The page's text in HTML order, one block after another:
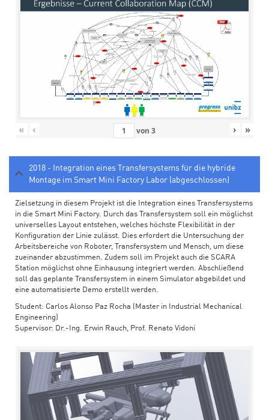
« ‹ von 3 › »
2018 - Integration eines Transfersystems für die hybride
Montage im Smart Mini Factory Labor (abgeschlossen)
Zielsetzung in diesem Projekt ist die Integration eines Transfersystems
in die Smart Mini Factory. Durch das Transfersystem soll ein möglichst
universelles Layout entstehen, welches höchste Flexibilität in der
Konfiguration der Linie zulässt. Dies erfordert die Untersuchung der
Arbeitsbereiche von Roboter, Transfersystem und Mensch, um diese
zueinander abzustimmen. Zudem soll im Projekt auch die SCARA
Station möglichst ohne Einhausung integriert werden. Abschließend
soll das geplante Transfersystem in einem Simulator abgebildet und
eine automatisierte Demo erstellt werden.
Student: Carlos Alonso Paz Rocha (Master in Industrial Mechanical
Engineering)
Supervisor: Dr.-Ing. Erwin Rauch, Prof. Renato Vidoni